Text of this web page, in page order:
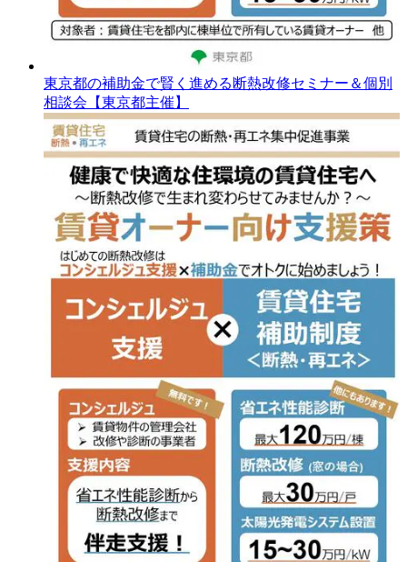
東京都の補助金で賢く進める断熱改修セミナー＆個別
相談会【東京都主催】